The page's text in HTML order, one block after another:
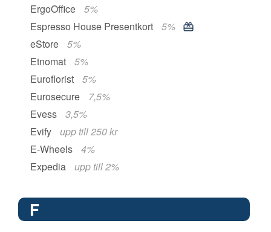
ErgoOffice
5%
Espresso House Presentkort
5%
eStore
5%
Etnomat
5%
Euroflorist
5%
Eurosecure
7,5%
Evess
3,5%
Evify
upp till 250 kr
E-Wheels
4%
Expedia
upp till 2%
F